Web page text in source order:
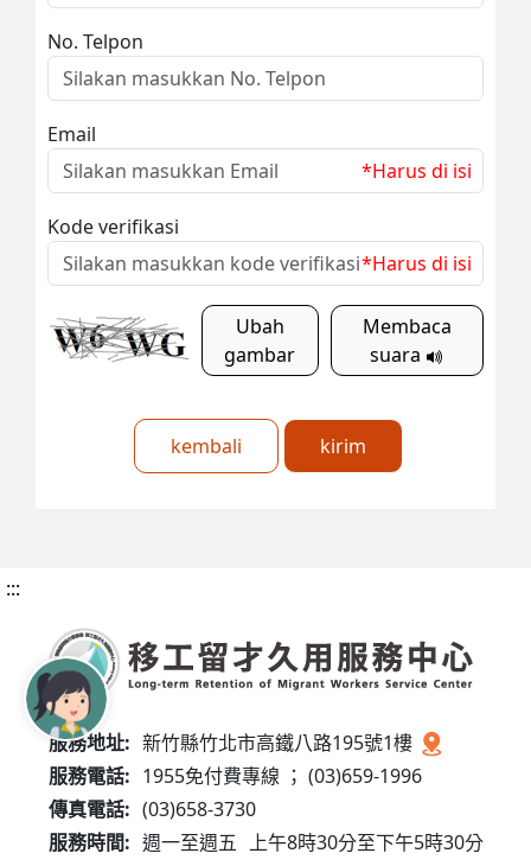
No. Telpon
Email
*Harus di isi
Kode verifikasi
*Harus di isi
Ubah
gambar
Membaca
suara
kembali kirim
:::
服務地址: 新竹縣竹北市高鐵八路195號1樓
服務電話: 1955免付費專線 ； (03)659-1996
傳真電話: (03)658-3730
服務時間: 週一至週五 上午8時30分至下午5時30分